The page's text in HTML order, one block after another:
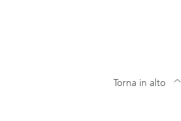
Torna in alto